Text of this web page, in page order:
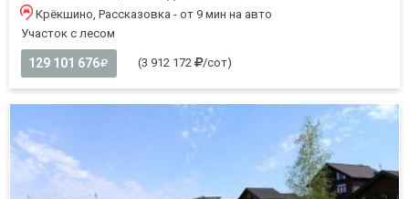
Крёкшино, Рассказовка - от 9 мин на авто
Участок с лесом
129 101 676 (3 912 172 /сот)